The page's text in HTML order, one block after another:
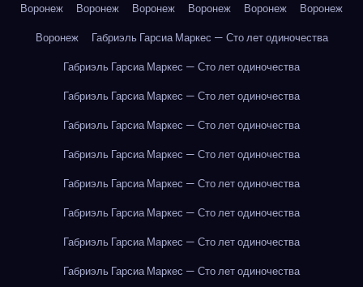
Воронеж
Воронеж Воронеж Воронеж Воронеж
Воронеж
Воронеж
Габриэль Гарсиа Маркес — Сто лет одиночества
Габриэль Гарсиа Маркес — Сто лет одиночества
Габриэль Гарсиа Маркес — Сто лет одиночества
Габриэль Гарсиа Маркес — Сто лет одиночества
Габриэль Гарсиа Маркес — Сто лет одиночества
Габриэль Гарсиа Маркес — Сто лет одиночества
Габриэль Гарсиа Маркес — Сто лет одиночества
Габриэль Гарсиа Маркес — Сто лет одиночества
Габриэль Гарсиа Маркес — Сто лет одиночества